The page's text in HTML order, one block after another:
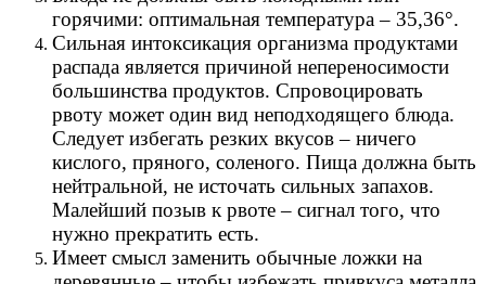
горячими: оптимальная температура – 35,36°.
Сильная интоксикация организма продуктами
распада является причиной непереносимости
большинства продуктов. Спровоцировать
рвоту может один вид неподходящего блюда.
Следует избегать резких вкусов – ничего
кислого, пряного, соленого. Пища должна быть
нейтральной, не источать сильных запахов.
Малейший позыв к рвоте – сигнал того, что
нужно прекратить есть.
Имеет смысл заменить обычные ложки на